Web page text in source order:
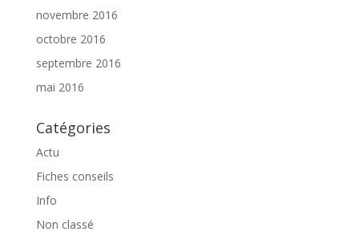
novembre 2016
octobre 2016
septembre 2016
mai 2016
Catégories
Actu
Fiches conseils
Info
Non classé